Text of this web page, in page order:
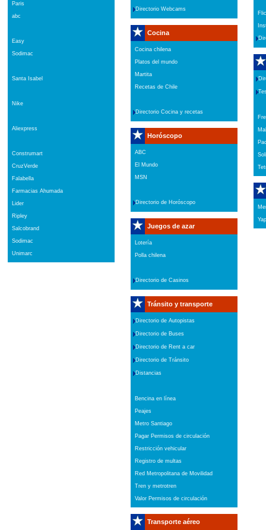
Paris
abc
Easy
Sodimac
Santa Isabel
Nike
Aliexpress
Construmart
CruzVerde
Falabella
Farmacias Ahumada
Lider
Ripley
Salcobrand
Sodimac
Unimarc
Directorio Webcams
Cocina
Cocina chilena
Platos del mundo
Martita
Recetas de Chile
Directorio Cocina y recetas
Horóscopo
ABC
El Mundo
MSN
Directorio de Horóscopo
Juegos de azar
Lotería
Polla chilena
Directorio de Casinos
Tránsito y transporte
Directorio de Autopistas
Directorio de Buses
Directorio de Rent a car
Directorio de Tránsito
Distancias
Bencina en línea
Peajes
Metro Santiago
Pagar Permisos de circulación
Restricción vehicular
Registro de multas
Red Metropolitana de Movilidad
Tren y metrotren
Valor Permisos de circulación
Transporte aéreo